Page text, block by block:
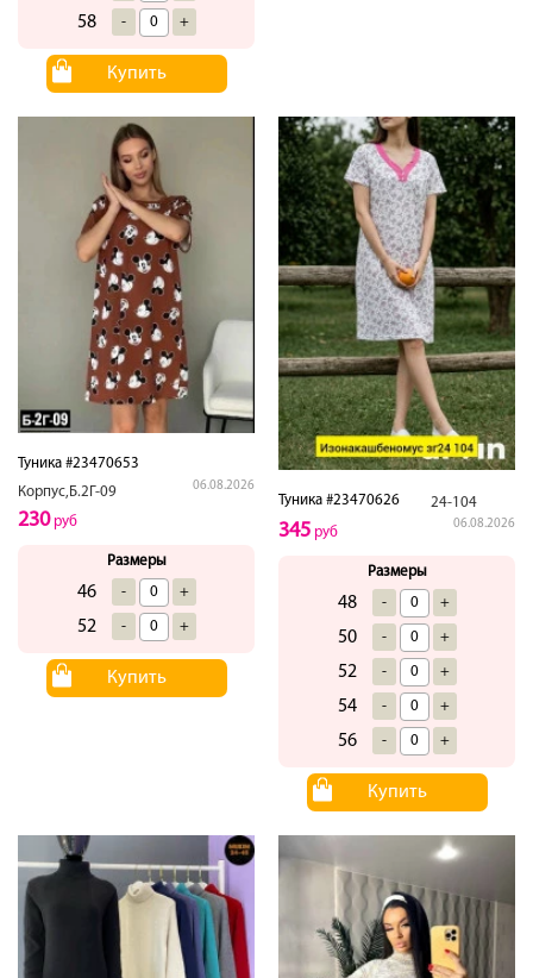
58 - +
Купить
Туника #23470653
Корпус,Б.2Г-09
06.08.2026
230руб
Размеры
46 - +
52 - +
Купить
Туника #23470626 24-104
06.08.2026
345 руб
Размеры
48 - +
50 - +
52 - +
54 - +
56 - +
Купить